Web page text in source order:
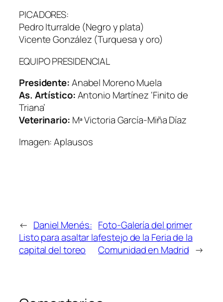
PICADORES:
Pedro Iturralde (Negro y plata)
Vicente González (Turquesa y oro)
EQUIPO PRESIDENCIAL
Presidente:Anabel Moreno Muela
As. Artístico:Antonio Martínez ‘Finito de
Triana’
Veterinario: Mª Victoria García-Miña Díaz
Imagen: Aplausos
← Daniel Menés:
Listo para asaltar la
capital del toreo
Foto-Galería del primer
festejo de la Feria de la
Comunidad en Madrid →